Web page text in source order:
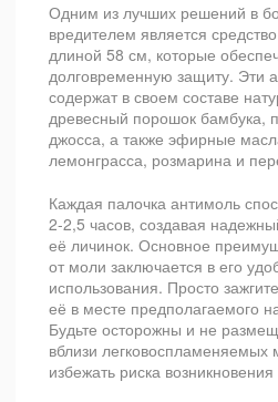
Одним из лучших решений в
вредителем является
длиной 58 см, которые
долговременную защиту. Эти
содержат в своем составе
древесный порошок бамбука,
джосса, а также эфирные
лемонграсса, розмарина и
Каждая палочка антимоль
2-2,5 часов, создавая
её личинок. Основное
от моли заключается в его
использования. Просто
её в месте предполагаемого
Будьте осторожны и не
вблизи легковоспламеняемых
избежать риска